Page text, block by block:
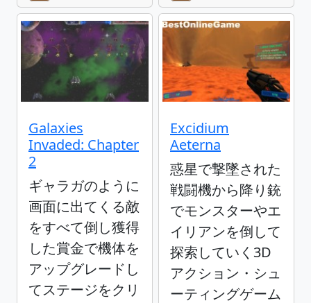
Galaxies
Invaded: Chapter
2
ギャラガのように
画面に出てくる敵
をすべて倒し獲得
した賞金で機体を
アップグレードし
てステージをクリ
Excidium
Aeterna
惑星で撃墜された
戦闘機から降り銃
でモンスターやエ
イリアンを倒して
探索していく3D
アクション・シュ
ーティングゲーム